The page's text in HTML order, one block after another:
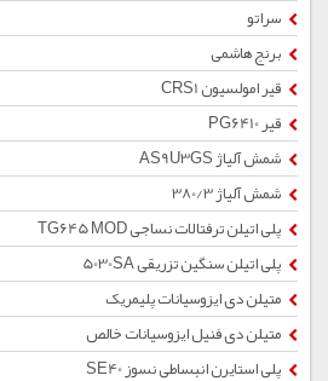
سراتو
برنج هاشمی
قیر امولسیون CRS1
قیر PG6410
شمش آلیاژ AS9U3GS
شمش آلیاژ 380/3
پلی اتیلن ترفتالات نساجی TG645 MOD
پلی اتیلن سنگین تزریقی 5030SA
متیلن دی ایزوسیانات پلیمریک
متیلن دی فنیل ایزوسیانات خالص
پلی استایرن انبساطی نسوز SE40